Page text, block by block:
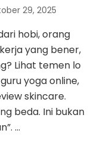
29, 2025
hobi, orang
yang bener,
Lihat temen lo
yoga online,
skincare.
beda. Ini bukan
…